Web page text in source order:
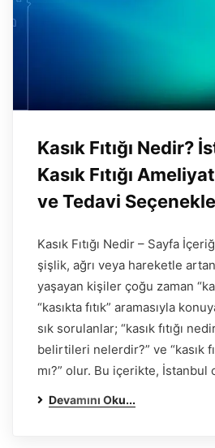
Kasık Fıtığı Nedir?
Kasık Fıtığı
ve Tedavi
Kasık Fıtığı Nedir – Sayfa
şişlik, ağrı veya hareketle
yaşayan kişiler çoğu zaman
“kasıkta fıtık” aramasıyla
sık sorulanlar; “kasık fıtığı
belirtileri nelerdir?” ve “kasık
mı?” olur. Bu içerikte, İstanbul
Devamını Oku...